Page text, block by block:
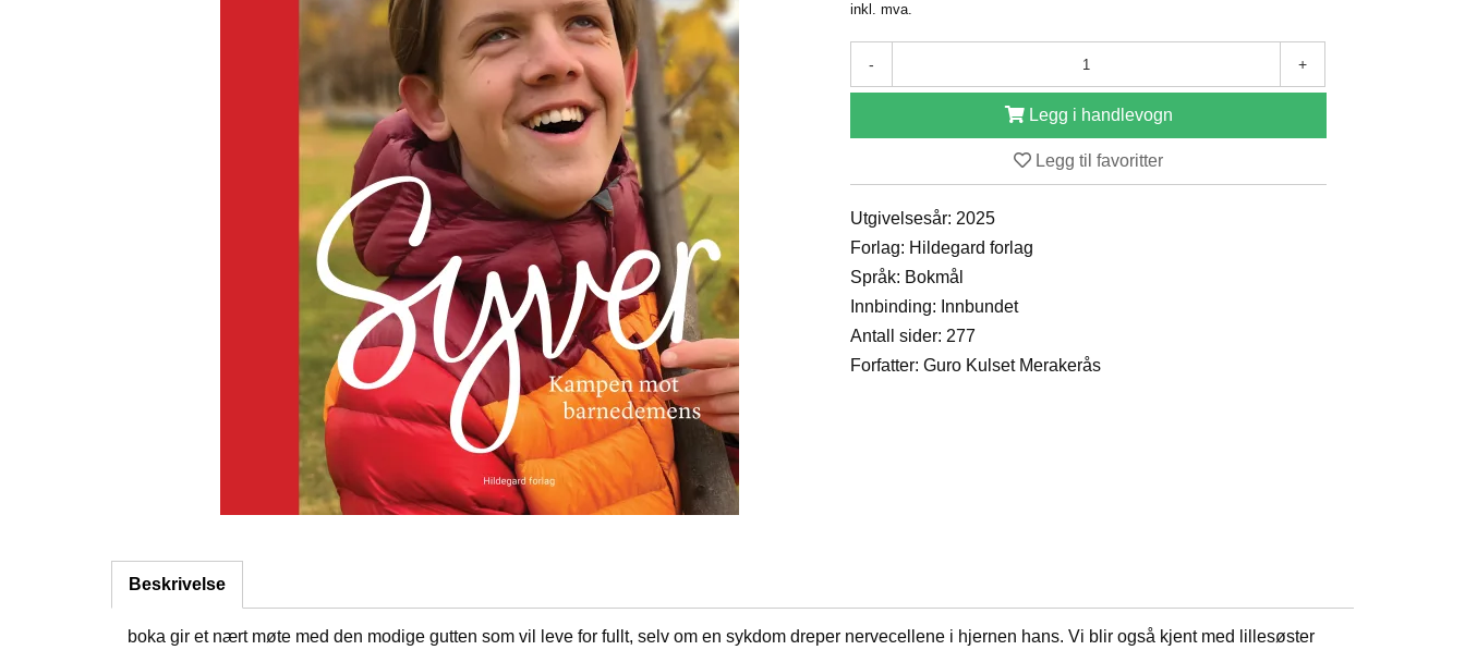
inkl. mva.
- +
Legg i handlevogn
Legg til favoritter
Utgivelsesår: 2025
Forlag: Hildegard forlag
Språk: Bokmål
Innbinding: Innbundet
Antall sider: 277
Forfatter: Guro Kulset Merakerås
Beskrivelse
boka gir et nært møte med den modige gutten som vil leve for fullt, selv om en sykdom dreper nervecellene i hjernen hans. Vi blir også kjent med lillesøster